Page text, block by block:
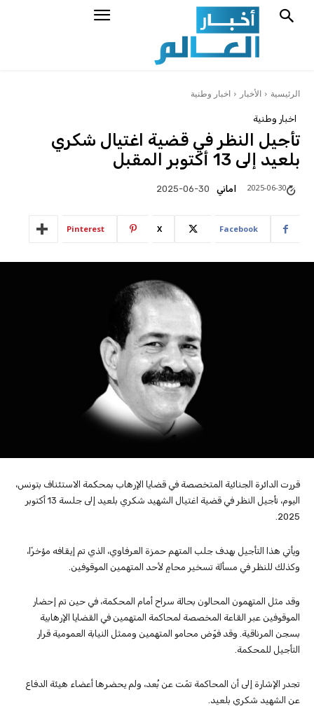
الرئيسية الأخبار اخبار وطنية
اخبار وطنية
تأجيل النظر في قضية اغتيال شكري
بلعيد إلى 13 أكتوبر المقبل
اماني 2025-06-30 2025-06-30
Facebook
X
Pinterest
قررت الدائرة الجنائية المتخصصة في قضايا الإرهاب بمحكمة الاستئناف بتونس،
اليوم، تأجيل النظر في قضية اغتيال الشهيد شكري بلعيد إلى جلسة 13 أكتوبر
2025.
ويأتي هذا التأجيل بهدف جلب المتهم حمزة العرفاوي، الذي تم إيقافه مؤخرًا،
وكذلك للنظر في مسألة تسخير محامٍ لأحد المتهمين الموقوفين.
وقد مثل المتهمون المحالون بحالة سراح أمام المحكمة، في حين تم إحضار
الموقوفين عبر القاعة المخصصة لمحاكمة المتهمين في القضايا الإرهابية
بسجن المرناقية. وقد فوّض محامو المتهمين وممثل النيابة العمومية قرار
التأجيل للمحكمة.
تجدر الإشارة إلى أن المحاكمة تمّت عن بُعد، ولم يحضرها أعضاء هيئة الدفاع
عن الشهيد شكري بلعيد.